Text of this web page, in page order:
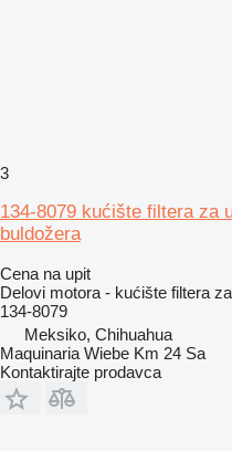
3
134-8079 kućište filtera za
buldožera
Cena na upit
Delovi motora - kućište filtera
134-8079
Meksiko, Chihuahua
Maquinaria Wiebe Km 24 Sa
Kontaktirajte prodavca